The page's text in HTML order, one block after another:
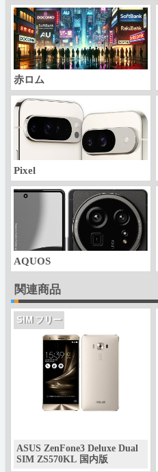
赤ロム
Pixel
AQUOS
関連商品
SIM フリー
ASUS ZenFone3 Deluxe Dual
SIM ZS570KL 国内版